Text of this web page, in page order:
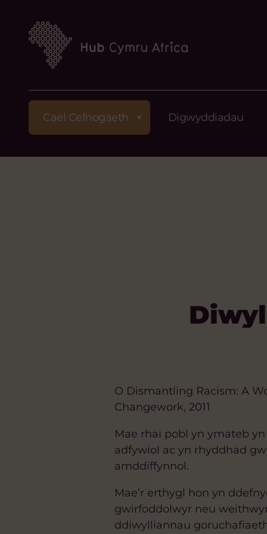
Cael Cefnogaeth Digwyddiadau
O Dismantling Racism: A
Changework, 2011
Mae rhai pobl yn ymateb
adfywiol ac yn rhyddhad
amddiffynnol.
Mae’r erthygl hon yn
gwirfoddolwyr neu
ddiwylliannau